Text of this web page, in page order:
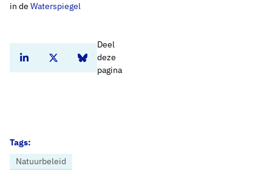
Home Nieuws
in de Waterspiegel
Deel
deze
pagina
Deel dit artikel op Linkedin
Deel dit artikel op Twitter
Deel dit artikel op Bluesky
Tags:
Natuurbeleid